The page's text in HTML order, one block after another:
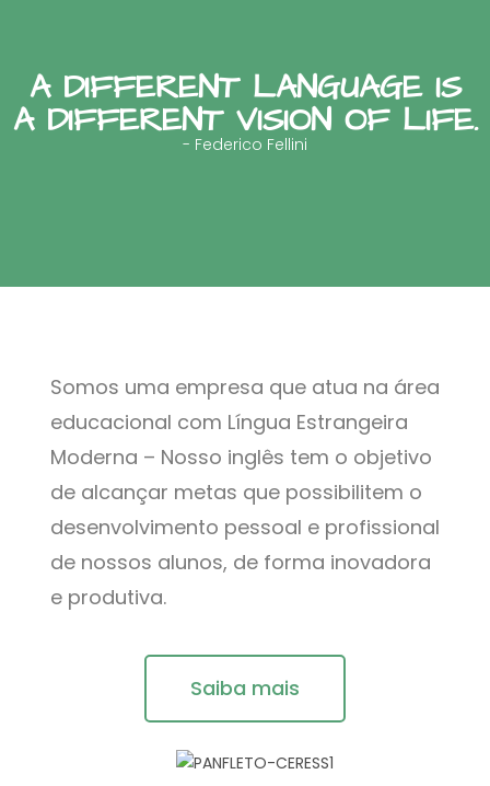
A DIFFERENT LANGUAGE IS
A DIFFERENT VISION OF LIFE.
- Federico Fellini
Somos uma empresa que atua na área
educacional com Língua Estrangeira
Moderna – Nosso inglês tem o objetivo
de alcançar metas que possibilitem o
desenvolvimento pessoal e profissional
de nossos alunos, de forma inovadora
e produtiva.
Saiba mais